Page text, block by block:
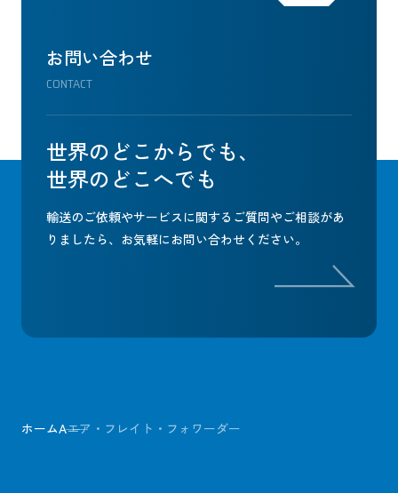
お問い合わせ
CONTACT
世界のどこからでも、
世界のどこへでも
輸送のご依頼やサービスに関するご質問やご相談があ
りましたら、 お気軽にお問い合わせください。
ホームAエア・フレイト・フォワーダー